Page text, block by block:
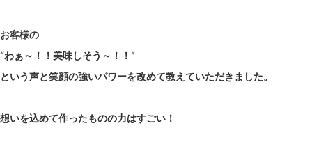
お客様の
“わぁ～！！美味しそう～！！”
という声と笑顔の強いパワーを改めて教えていただきました。
想いを込めて作ったものの力はすごい！